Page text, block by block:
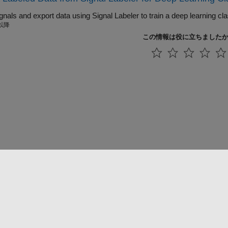
Label signals and export data using Signal Labeler
降
この情報は役に立ちました